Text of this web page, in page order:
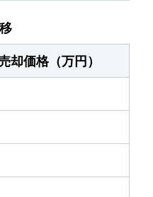
楢原
西粟倉
徒歩1時間
却価格（万円）